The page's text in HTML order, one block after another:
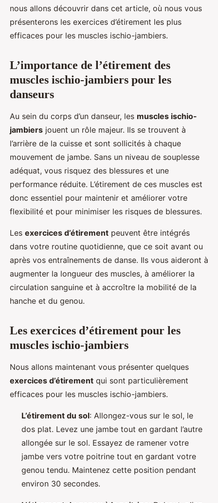
nous allons découvrir dans cet article, où nous vous
présenterons les exercices d’étirement les plus
efficaces pour les muscles ischio-jambiers.
L’importance de l’étirement des
muscles ischio-jambiers pour les
danseurs
Au sein du corps d’un danseur, les muscles ischio-
jambiers jouent un rôle majeur. Ils se trouvent à
l’arrière de la cuisse et sont sollicités à chaque
mouvement de jambe. Sans un niveau de souplesse
adéquat, vous risquez des blessures et une
performance réduite. L’étirement de ces muscles est
donc essentiel pour maintenir et améliorer votre
flexibilité et pour minimiser les risques de blessures.
Les exercices d’étirement peuvent être intégrés
dans votre routine quotidienne, que ce soit avant ou
après vos entraînements de danse. Ils vous aideront à
augmenter la longueur des muscles, à améliorer la
circulation sanguine et à accroître la mobilité de la
hanche et du genou.
Les exercices d’étirement pour les
muscles ischio-jambiers
Nous allons maintenant vous présenter quelques
exercices d’étirement qui sont particulièrement
efficaces pour les muscles ischio-jambiers.
L’étirement du sol: Allongez-vous sur le sol, le
dos plat. Levez une jambe tout en gardant l’autre
allongée sur le sol. Essayez de ramener votre
jambe vers votre poitrine tout en gardant votre
genou tendu. Maintenez cette position pendant
environ 30 secondes.